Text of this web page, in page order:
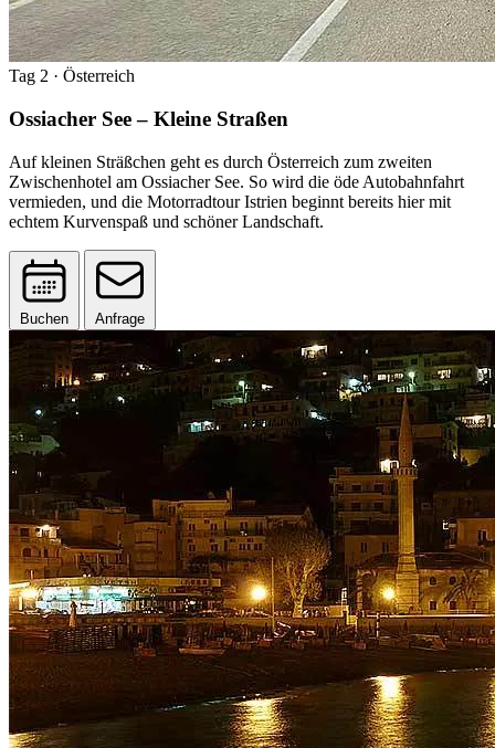
Tag 2 · Österreich
Ossiacher See – Kleine Straßen
Auf kleinen Sträßchen geht es durch Österreich zum zweiten
Zwischenhotel am Ossiacher See. So wird die öde Autobahnfahrt
vermieden, und die Motorradtour Istrien beginnt bereits hier mit
echtem Kurvenspaß und schöner Landschaft.
Buchen Anfrage